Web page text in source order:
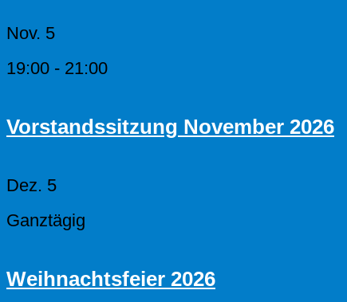
Nov. 5
19:00 - 21:00
Vorstandssitzung November 2026
Dez. 5
Ganztägig
Weihnachtsfeier 2026